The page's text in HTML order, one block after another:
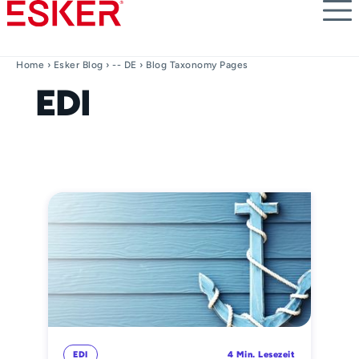
Skip
to
content
Home › Esker Blog › -- DE › Blog Taxonomy Pages
EDI
EDI 4 Min. Lesezeit